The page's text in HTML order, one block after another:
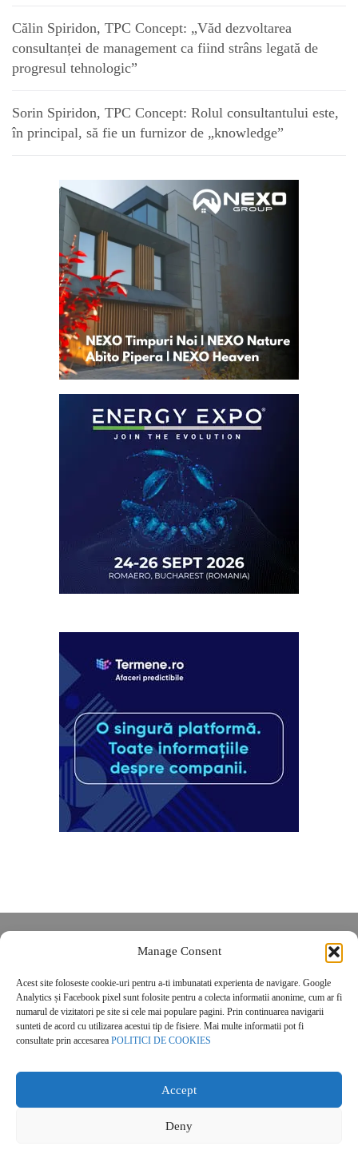
Manage Consent
Acest site foloseste cookie-uri pentru a-ti imbunatati experienta de navigare. Google
Analytics și Facebook pixel sunt folosite pentru a colecta informatii anonime, cum ar fi
numarul de vizitatori pe site si cele mai populare pagini. Prin continuarea navigarii
sunteti de acord cu utilizarea acestui tip de fisiere. Mai multe informatii pot fi
consultate prin accesarea POLITICI DE COOKIES
Accept
Deny
Călin Spiridon, TPC Concept: „Văd dezvoltarea
consultanței de management ca fiind strâns legată de
progresul tehnologic”
Sorin Spiridon, TPC Concept: Rolul consultantului este,
în principal, să fie un furnizor de „knowledge”
POLITICĂ DE CONFIDENȚIALITATE
Politica de cookies
© 2026 Real Estate Magazine. All Rights Reserved.